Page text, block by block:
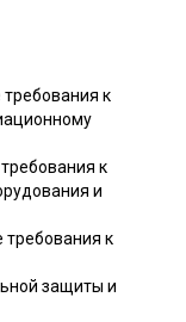
требования к
к
и
требования к
защиты и